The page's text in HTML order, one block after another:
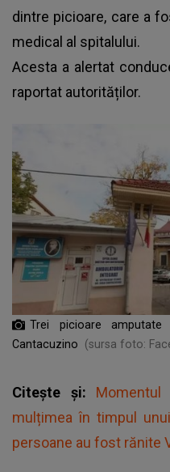
dintre picioare, care a
medical al spitalului.
Acesta a alertat
raportat autorităților.
Trei picioare
Cantacuzino
(sursa foto:
Citește și:
mulțimea în timpul
persoane au fost rănite